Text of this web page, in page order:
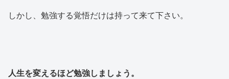
しかし、勉強する覚悟だけは持って来て下さい。
人生を変えるほど勉強しましょう。